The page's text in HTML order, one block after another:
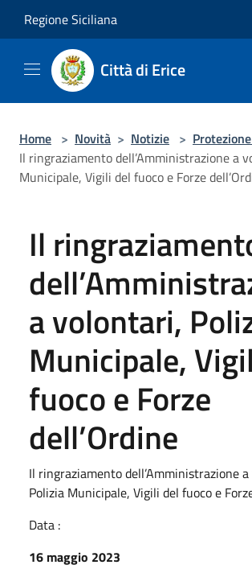
Regione Siciliana
Città di Erice
Home > Novità > Notizie >
Il ringraziamento dell’Amministrazione a
Municipale, Vigili del fuoco e Forze
Il
a volontari,
Municipale,
fuoco e Forze
dell’Ordine
Il ringraziamento dell’Amministrazione
Polizia Municipale, Vigili del fuoco e
Data :
16 maggio 2023